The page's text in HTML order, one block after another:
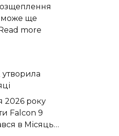
магазину
може ще
more
протизапальну
пам’ять
утворила
2026 року
Falcon 9
в Місяць…